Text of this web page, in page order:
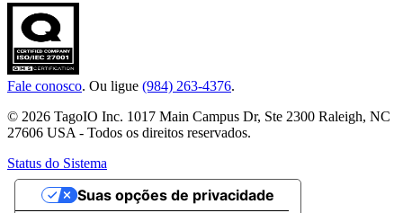
Fale conosco. Ou ligue (984) 263-4376.
© 2026 TagoIO Inc. 1017 Main Campus Dr, Ste 2300 Raleigh, NC
27606 USA - Todos os direitos reservados.
Status do Sistema
Suas opções de privacidade